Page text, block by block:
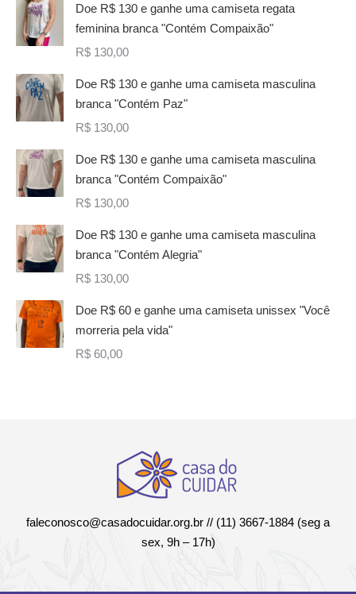
Doe R$ 130 e ganhe uma camiseta regata
feminina branca "Contém Compaixão"
R$ 130,00
Doe R$ 130 e ganhe uma camiseta masculina
branca "Contém Paz"
R$ 130,00
Doe R$ 130 e ganhe uma camiseta masculina
branca "Contém Compaixão"
R$ 130,00
Doe R$ 130 e ganhe uma camiseta masculina
branca "Contém Alegria"
R$ 130,00
Doe R$ 60 e ganhe uma camiseta unissex "Você
morreria pela vida"
R$ 60,00
faleconosco@casadocuidar.org.br // (11) 3667-1884 (seg a
sex, 9h – 17h)